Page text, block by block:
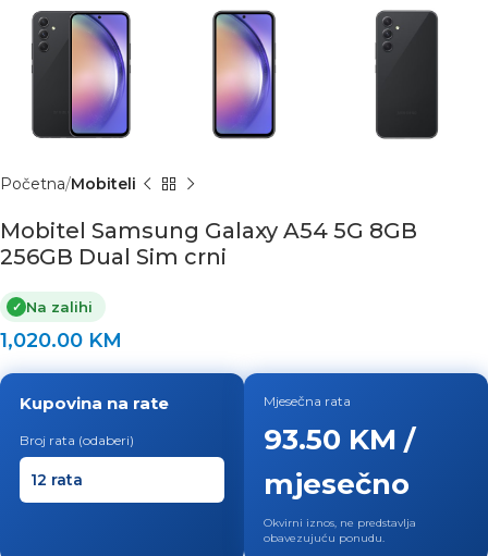
Početna Mobiteli
Mobitel Samsung Galaxy A54 5G 8GB
256GB Dual Sim crni
✓ Na zalihi
1,020.00 KM
Kupovina na rate
Broj rata (odaberi)
Mjesečna rata
93.50 KM /
mjesečno
Okvirni iznos, ne predstavlja
obavezujuću ponudu.